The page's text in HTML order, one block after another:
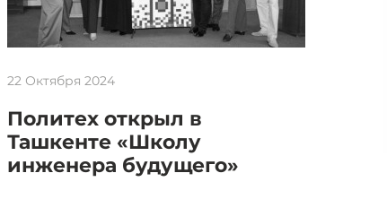
22 Октября 2024
Политех открыл в
Ташкенте «Школу
инженера будущего»